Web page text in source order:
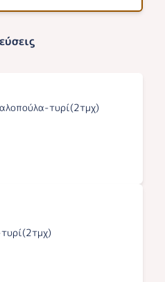
τυρί(2τμχ)